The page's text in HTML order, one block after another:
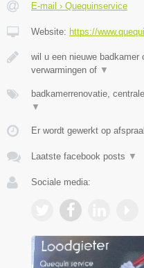
E-mail › Quequinservice
Website: https://
wil u een nieuwe badkamer
verwarmingen of ▼
badkamerrenovatie,
▼
Er wordt gewerkt op
Laatste facebook posts ▼
Sociale media: